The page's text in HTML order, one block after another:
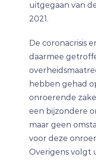
uitgegaan van
2021.
De coronacrisis
daarmee
hebben gehad
onroerende
een bijzondere
maar geen
voor deze
Overigens volgt